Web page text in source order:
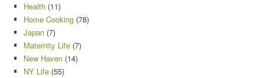
Health (11)
Home Cooking (78)
Japan (7)
Maternity Life (7)
New Haven (14)
NY Life (55)